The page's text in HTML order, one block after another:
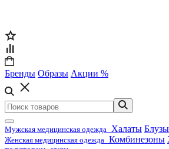
Бренды Образы Акции %
Мужская медицинская одежда Халаты Блузы
Женская медицинская одежда Комбинезоны